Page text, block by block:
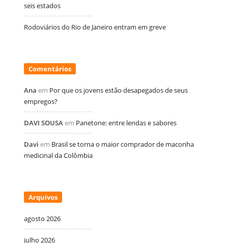
seis estados
Rodoviários do Rio de Janeiro entram em greve
Comentários
Ana em Por que os jovens estão desapegados de seus
empregos?
DAVI SOUSA em Panetone: entre lendas e sabores
Davi em Brasil se torna o maior comprador de maconha
medicinal da Colômbia
Arquivos
agosto 2026
julho 2026